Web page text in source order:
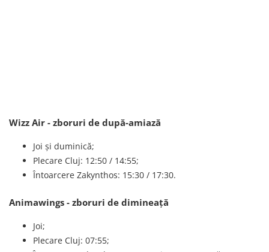
Wizz Air - zboruri de după-amiază
Joi și duminică;
Plecare Cluj: 12:50 / 14:55;
Întoarcere Zakynthos: 15:30 / 17:30.
Animawings - zboruri de dimineață
Joi;
Plecare Cluj: 07:55;